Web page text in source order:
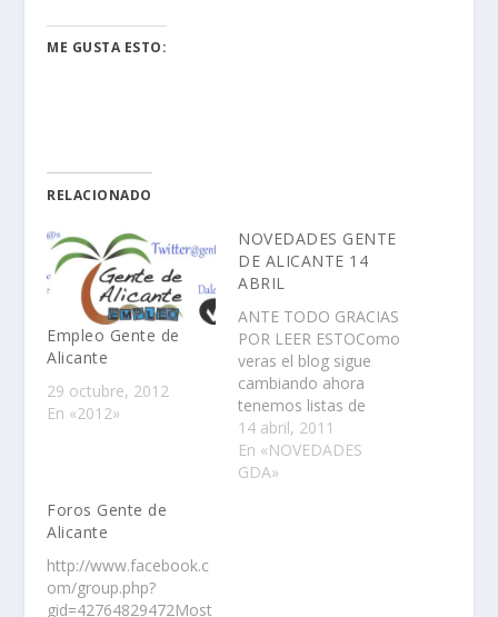
ME GUSTA ESTO:
RELACIONADO
Empleo Gente de
Alicante
29 octubre, 2012
En «2012»
NOVEDADES GENTE
DE ALICANTE 14
ABRIL
ANTE TODO GRACIAS
POR LEER ESTOComo
veras el blog sigue
cambiando ahora
tenemos listas de
twitter que son las
siguientesALICANTE,E
LCHE,SANTA
14 abril, 2011
En «NOVEDADES
GDA»
Foros Gente de
Alicante
http://www.facebook.c
om/group.php?
gid=42764829472Most